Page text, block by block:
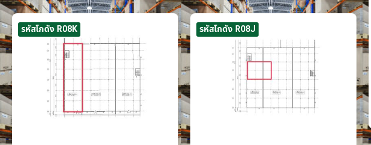
รหัสโกดัง R08K รหัสโกดัง R08J